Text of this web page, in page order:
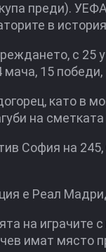
преди).
в
с 25
15 победи,
като в
на сметката
София на
е Реал
на играчите
имат място